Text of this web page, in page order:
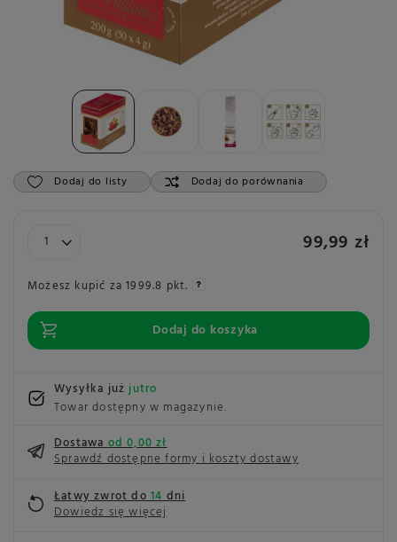
Dodaj do listy Dodaj do porównania
99,99 zł
Możesz kupić za1999.8 pkt.
Dodaj do koszyka
Wysyłka jużjutro
Towar dostępny w magazynie
Dostawaod 0,00 zł
Sprawdź dostępne formy i koszty dostawy
Łatwy zwrot do14dni
Dowiedz się więcej